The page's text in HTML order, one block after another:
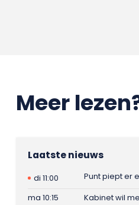
Meer
Laatste nieuws
di 11:00
Punt piept er
ma 10:15
Kabinet wil